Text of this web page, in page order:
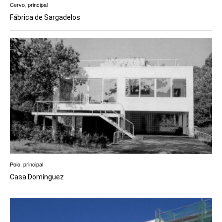
Cervo, principal
Fábrica de Sargadelos
Poio principal
Casa Domínguez